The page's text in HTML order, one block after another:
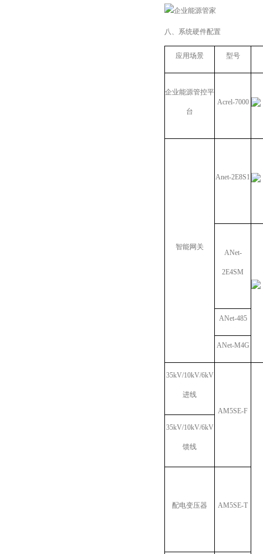
八、系统硬件配置
应用场景 型号
企业能源管控平
台
Acrel-7000
智能网关
Anet-2E8S1
ANet-
2E4SM
ANet-485
ANet-M4G
35kV/10kV/6kV
进线
AM5SE-F
35kV/10kV/6kV
馈线
配电变压器 AM5SE-T